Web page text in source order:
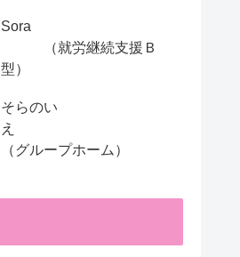
Sora
（就労継続支援Ｂ
型）
そらのい
え
（グループホーム）